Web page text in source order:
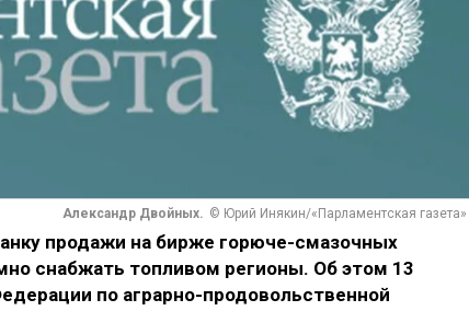
Александр Двойных. © Юрий Инякин/«Парламентская газета»
продажи на бирже горюче-смазочных
снабжать топливом регионы. Об этом 13
по аграрно-продовольственной